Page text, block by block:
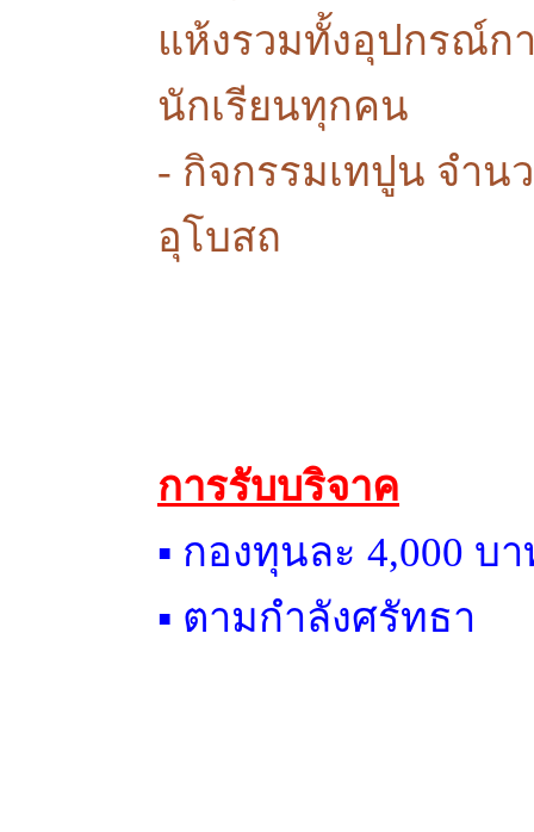
แห้งรวมทั้งอุปกรณ์ก
นักเรียนทุกคน
- กิจกรรมเทปูน จำน
อุโบสถ
การรับบริจาค
▪ กองทุนละ 4,000 บ
▪ ตามกำลังศรัทธา